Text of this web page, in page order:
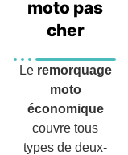
moto pas
cher
Le remorquage
moto
économique
couvre tous
types de deux-